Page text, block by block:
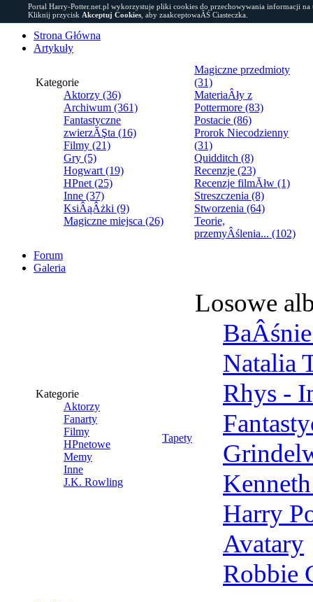
Strona Główna
Artykuły
Kategorie
Aktorzy (36)
Archiwum (361)
Fantastyczne
zwierzĂŞta (16)
Filmy (21)
Gry (5)
Hogwart (19)
HPnet (25)
Inne (37)
KsiÂąÂżki (9)
Magiczne miejsca (26)
Magiczne przedmioty
(31)
MateriaÂły z
Pottermore (83)
Postacie (86)
Prorok Niecodzienny
(31)
Quidditch (8)
Recenzje (23)
Recenzje filmĂłw (1)
Streszczenia (8)
Stworzenia (64)
Teorie,
przemyÂślenia... (102)
Forum
Galeria
Kategorie
Aktorzy
Fanarty
Filmy
HPnetowe
Memy
Inne
J.K. Rowling
Tapety
Losowe
Natalia
Rhys -
Harry
Avatary
Robbie
Portal Harry-Potter.net.pl wykorzystuje pliki cookies do przechowywania informacji
Kliknij przycisk Akceptuj Cookies , aby zaakceptowaĂŚ Ciasteczka.